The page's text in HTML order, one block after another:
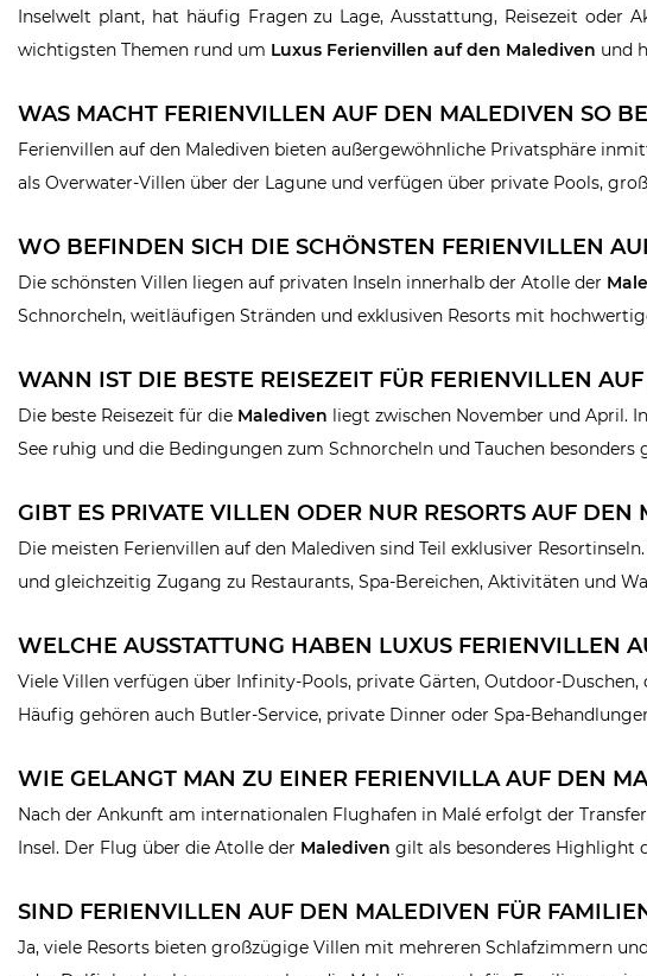
Inselwelt plant, hat häufig Fragen zu Lage, Ausstattung, Reisezeit oder
wichtigsten Themen rund um Luxus Ferienvillen auf den Malediven und
WAS MACHT FERIENVILLEN AUF DEN MALEDIVEN SO
Ferienvillen auf den Malediven bieten außergewöhnliche Privatsphäre
als Overwater-Villen über der Lagune und verfügen über private Pools,
WO BEFINDEN SICH DIE SCHÖNSTEN FERIENVILLEN
Die schönsten Villen liegen auf privaten Inseln innerhalb der Atolle der
Schnorcheln, weitläufigen Stränden und exklusiven Resorts mit
WANN IST DIE BESTE REISEZEIT FÜR FERIENVILLEN
Die beste Reisezeit für die Malediven liegt zwischen November und April.
See ruhig und die Bedingungen zum Schnorcheln und Tauchen besonders
GIBT ES PRIVATE VILLEN ODER NUR RESORTS AUF DEN
Die meisten Ferienvillen auf den Malediven sind Teil exklusiver
und gleichzeitig Zugang zu Restaurants, Spa-Bereichen, Aktivitäten und
WELCHE AUSSTATTUNG HABEN LUXUS FERIENVILLEN
Viele Villen verfügen über Infinity-Pools, private Gärten, Outdoor-
Häufig gehören auch Butler-Service, private Dinner oder Spa-
WIE GELANGT MAN ZU EINER FERIENVILLA AUF DEN
Nach der Ankunft am internationalen Flughafen in Malé erfolgt der
Insel. Der Flug über die Atolle der Malediven gilt als besonderes Highlight
SIND FERIENVILLEN AUF DEN MALEDIVEN FÜR
Ja, viele Resorts bieten großzügige Villen mit mehreren Schlafzimmern